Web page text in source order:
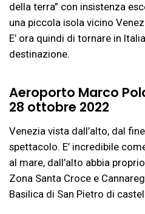
della terra” con insistenza
una piccola isola vicino
E’ ora quindi di tornare in
destinazione.
Aeroporto Marco
28 ottobre 2022
Venezia vista dall’alto, dal
spettacolo. E’ incredibile
al mare, dall’alto abbia
Zona Santa Croce e
Basilica di San Pietro di